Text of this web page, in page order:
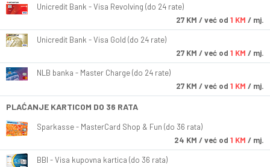
Unicredit Bank - Visa Revolving (do 24 rate)
27 KM / već od 1 KM / mj.
Unicredit Bank - Visa Gold (do 24 rate)
27 KM / već od 1 KM / mj.
NLB banka - Master Charge (do 24 rate)
27 KM / već od 1 KM / mj.
PLAĆANJE KARTICOM DO 36 RATA
Sparkasse - MasterCard Shop & Fun (do 36 rata)
24 KM / već od 1 KM / mj.
BBI - Visa kupovna kartica (do 36 rata)